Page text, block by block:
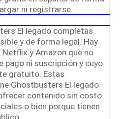
ni registrarse.
El legado completas
y de forma legal. Hay
y Amazon que no
pago ni suscripción y cuyo
gratuito. Estas
Ghostbusters El legado
contenido sin costo
o bien porque tienen